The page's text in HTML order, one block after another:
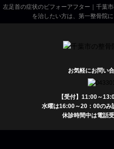
左足首の症状のビフォーアフター｜千葉
を治したい方は、第一整骨院
お気軽にお問い
【受付】11:00～
水曜は16:00～20：00のみ
休診時間中は電話